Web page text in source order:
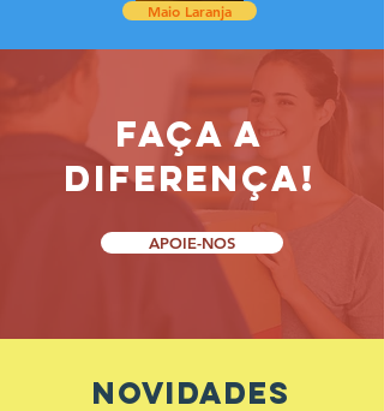
Maio Laranja
Faça a
diferença!
APOIE-NOS
NOVIDADES